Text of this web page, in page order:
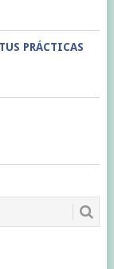
PRÁCTICAS